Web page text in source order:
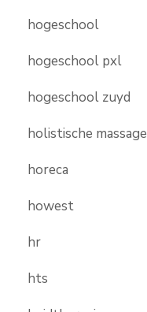
hogeschool
hogeschool pxl
hogeschool zuyd
holistische massage
horeca
howest
hr
hts